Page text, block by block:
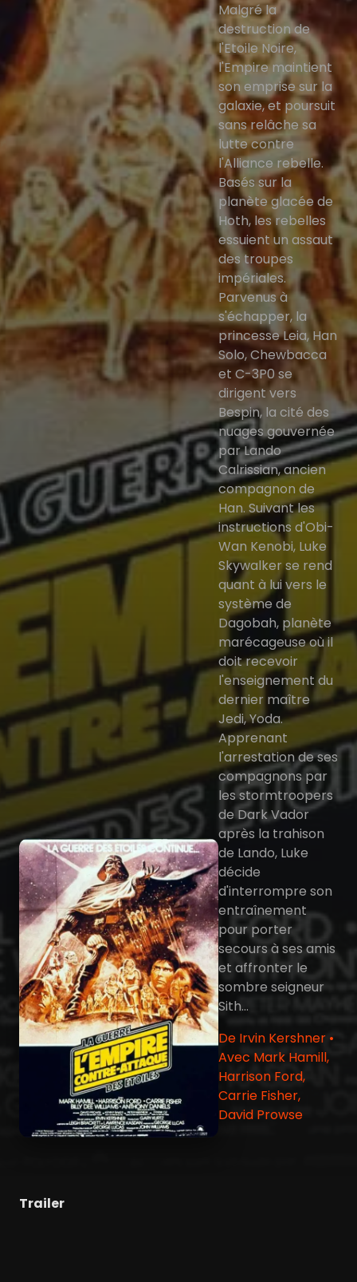
Malgré la
destruction de
l'Etoile Noire,
l'Empire maintient
son emprise sur la
galaxie, et poursuit
sans relâche sa
lutte contre
l'Alliance rebelle.
Basés sur la
planète glacée de
Hoth, les rebelles
essuient un assaut
des troupes
impériales.
Parvenus à
s'échapper, la
princesse Leia, Han
Solo, Chewbacca
et C-3P0 se
dirigent vers
Bespin, la cité des
nuages gouvernée
par Lando
Calrissian, ancien
compagnon de
Han. Suivant les
instructions d'Obi-
Wan Kenobi, Luke
Skywalker se rend
quant à lui vers le
système de
Dagobah, planète
marécageuse où il
doit recevoir
l'enseignement du
dernier maître
Jedi, Yoda.
Apprenant
l'arrestation de ses
compagnons par
les stormtroopers
de Dark Vador
après la trahison
de Lando, Luke
décide
d'interrompre son
entraînement
pour porter
secours à ses amis
et affronter le
sombre seigneur
Sith...
De Irvin Kershner •
Avec Mark Hamill,
Harrison Ford,
Carrie Fisher,
David Prowse
Trailer